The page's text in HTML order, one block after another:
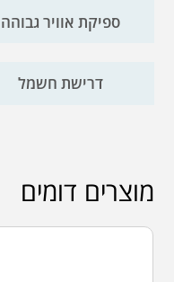
ספיקת אוויר גבוהה
דרישת חשמל
מוצרים דומים